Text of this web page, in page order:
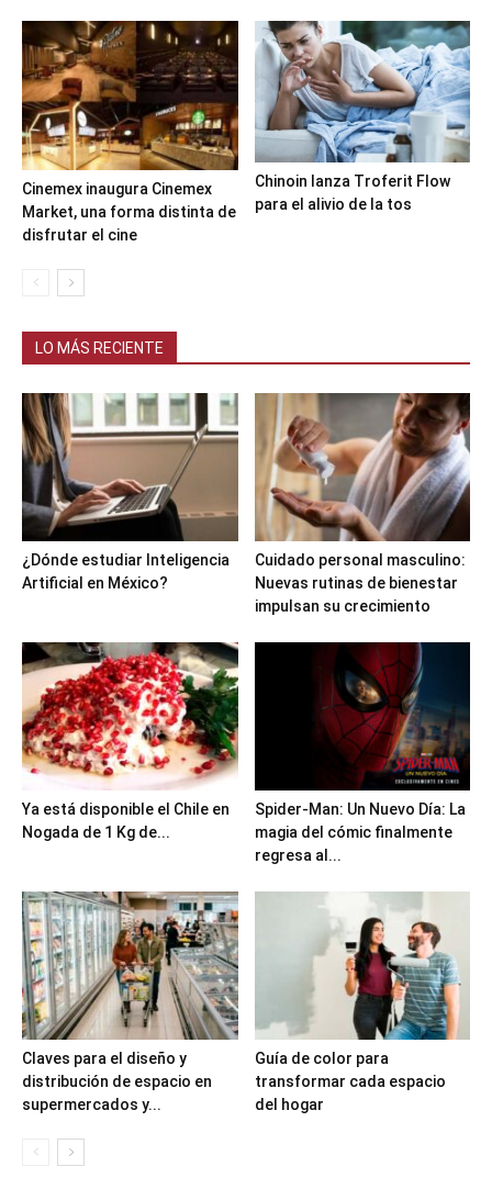
Cinemex inaugura Cinemex
Market, una forma distinta de
disfrutar el cine
Chinoin lanza Troferit Flow
para el alivio de la tos
LO MÁS RECIENTE
¿Dónde estudiar Inteligencia
Artificial en México?
Cuidado personal masculino:
Nuevas rutinas de bienestar
impulsan su crecimiento
Ya está disponible el Chile en
Nogada de 1 Kg de...
Spider-Man: Un Nuevo Día: La
magia del cómic finalmente
regresa al...
Claves para el diseño y
distribución de espacio en
supermercados y...
Guía de color para
transformar cada espacio
del hogar